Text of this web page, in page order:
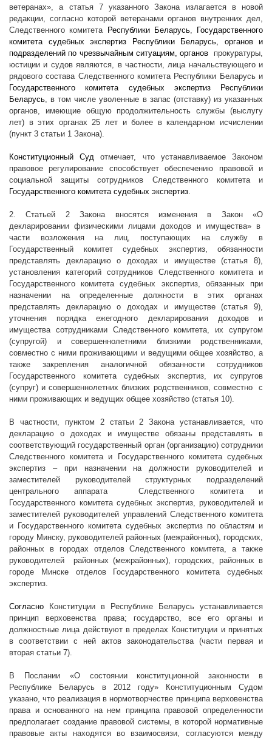
ветеранах», а статья 7 указанного Закона излагается в новой
редакции, согласно которой ветеранами органов внутренних дел,
Следственного комитета Республики Беларусь,
Государственного
комитета судебных экспертиз Республики Беларусь, органов и
подразделений по чрезвычайным ситуациям, органов
прокуратуры,
юстиции и судов являются, в частности, лица начальствующего и
рядового состава Следственного комитета Республики Беларусь и
Государственного комитета судебных экспертиз Республики
Беларусь, в том числе уволенные в запас (отставку) из указанных
органов, имеющие общую продолжительность службы (выслугу
лет) в этих органах 25 лет и более в календарном исчислении
(пункт 3 статьи 1 Закона).
Конституционный Судотмечает, что устанавливаемое Законом
правовое регулирование способствует обеспечению правовой и
социальной защиты сотрудников Следственного комитета и
Государственного комитета судебных экспертиз.
2. Статьей 2 Закона вносятся изменения в Закон «О
декларировании физическими лицами доходов и имущества» в
части возложения на лиц, поступающих на службу в
Государственный комитет судебных экспертиз, обязанности
представлять декларацию о доходах и имуществе (статья 8),
установления категорий сотрудников Следственного комитета и
Государственного комитета судебных экспертиз, обязанных при
назначении на определенные должности в этих органах
представлять декларацию о доходах и имуществе (статья 9),
уточнения порядка ежегодного декларирования доходов и
имущества сотрудниками Следственного комитета, их супругом
(супругой) и совершеннолетними близкими родственниками,
совместно с ними проживающими и ведущими общее хозяйство, а
также закрепления аналогичной обязанности сотрудников
Государственного комитета судебных экспертиз, их супругов
(супруг) и совершеннолетних близких родственников, совместно
с
ними проживающих и ведущих общее хозяйство (статья 10).
В частности, пунктом 2 статьи 2 Закона устанавливается, что
декларацию о доходах и имуществе обязаны представлять в
соответствующий государственный орган (организацию) сотрудники
Следственного комитета и Государственного комитета судебных
экспертиз – при назначении на должности руководителей и
заместителей руководителей структурных подразделений
центрального аппарата
Следственного комитета и
Государственного комитета судебных экспертиз, руководителей и
заместителей руководителей управлений Следственного комитета
и Государственного комитета судебных экспертиз по областям и
городу Минску, руководителей районных (межрайонных), городских,
районных в городах отделов Следственного комитета, а также
руководителей
районных (межрайонных), городских, районных в
городе Минске отделов Государственного комитета судебных
экспертиз.
Согласно Конституции в Республике Беларусь устанавливается
принцип верховенства права; государство, все его органы и
должностные лица действуют в пределах Конституции и принятых
в соответствии с ней актов законодательства (части первая и
вторая статьи 7).
В Послании «О состоянии конституционной законности в
Республике Беларусь в 2012 году» Конституционным Судом
указано, что реализация в нормотворчестве принципа верховенства
права и основанного на нем принципа правовой определенности
предполагает создание правовой системы, в которой нормативные
правовые акты находятся во взаимосвязи, согласуются между